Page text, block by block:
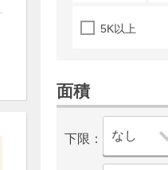
5K以上
面積
下限：